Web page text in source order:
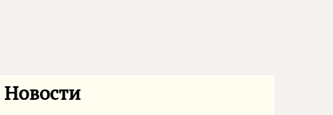
Новости